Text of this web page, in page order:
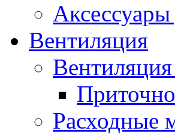
Вентиляция
Расходные